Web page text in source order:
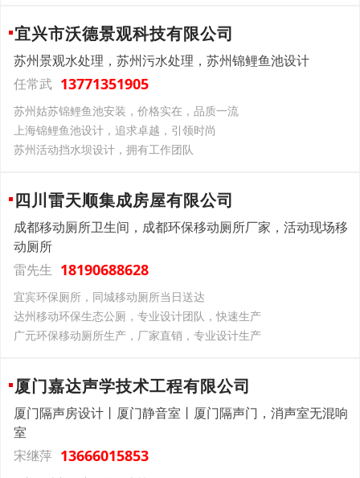
宜兴市沃德景观科技有限公司
苏州景观水处理，苏州污水处理，苏州锦鲤鱼池设计
任常武 13771351905
苏州姑苏锦鲤鱼池安装，价格实在，品质一流
上海锦鲤鱼池设计，追求卓越，引领时尚
苏州活动挡水坝设计，拥有工作团队
四川雷天顺集成房屋有限公司
成都移动厕所卫生间，成都环保移动厕所厂家，活动现场移
动厕所
雷先生 18190688628
宜宾环保厕所，同城移动厕所当日送达
达州移动环保生态公厕，专业设计团队，快速生产
广元环保移动厕所生产，厂家直销，专业设计生产
厦门嘉达声学技术工程有限公司
厦门隔声房设计丨厦门静音室丨厦门隔声门，消声室无混响
室
宋继萍 13666015853